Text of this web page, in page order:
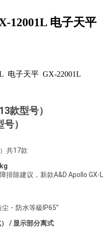
12001L 电子天平
电子天平 GX-22001L
款型号）
）
共17款
排除建议，新款A&D Apollo GX-L
・防水等級IP65”
/ 显示部分离式